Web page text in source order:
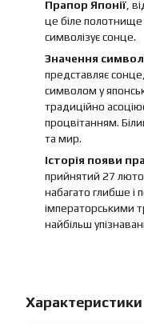
Прапор Японії ,
це біле
символізує сонце.
Значення
представляє
символом у
традиційно
процвітанням.
та мир.
Історія появи
прийнятий 27
набагато глибше і
імператорськими
найбільш
Характеристики